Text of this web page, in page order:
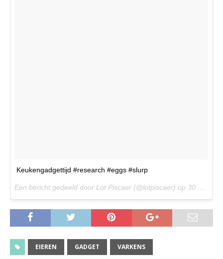
Keukengadgettijd #research #eggs #slurp
Een bericht gedeeld door Lot Piscaer (@lotpiscaer) op 30 Mrt 2017 om 1:14 PDT
EIEREN GADGET VARKENS